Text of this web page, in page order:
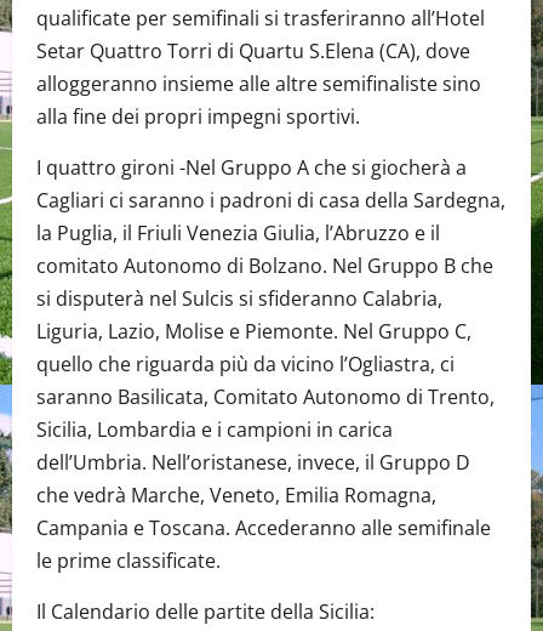
qualificate per semifinali si trasferiranno all’Hotel
Setar Quattro Torri di Quartu S.Elena (CA), dove
alloggeranno insieme alle altre semifinaliste sino
alla fine dei propri impegni sportivi.
I quattro gironi -Nel Gruppo A che si giocherà a
Cagliari ci saranno i padroni di casa della Sardegna,
la Puglia, il Friuli Venezia Giulia, l’Abruzzo e il
comitato Autonomo di Bolzano. Nel Gruppo B che
si disputerà nel Sulcis si sfideranno Calabria,
Liguria, Lazio, Molise e Piemonte. Nel Gruppo C,
quello che riguarda più da vicino l’Ogliastra, ci
saranno Basilicata, Comitato Autonomo di Trento,
Sicilia, Lombardia e i campioni in carica
dell’Umbria. Nell’oristanese, invece, il Gruppo D
che vedrà Marche, Veneto, Emilia Romagna,
Campania e Toscana. Accederanno alle semifinale
le prime classificate.
Il Calendario delle partite della Sicilia: